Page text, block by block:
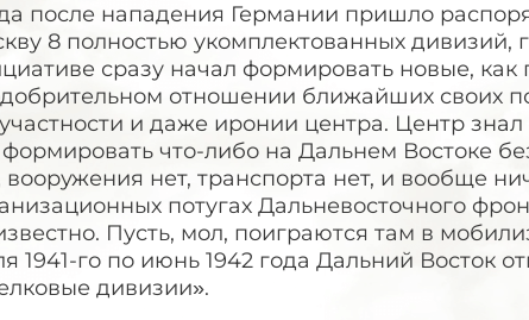
после нападения Германии пришло
8 полностью укомплектованных дивизий,
сразу начал формировать новые, как
отношении ближайших своих
и даже иронии центра. Центр
формировать что-либо на Дальнем Востоке
вооружения нет, транспорта нет, и вообще
потугах Дальневосточного
Пусть, мол, поиграются там в
1941-го по июнь 1942 года Дальний Восток
дивизии».